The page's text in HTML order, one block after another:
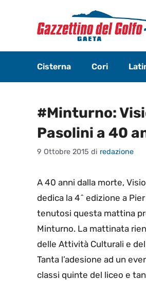
contenuto
Cisterna Cori
#Minturno:
Pasolini a 40
9 Ottobre 2015 di redazione
A 40 anni dalla morte,
dedica la 4^ edizione a
tenutosi questa mattina
Minturno. La mattinata
delle Attività Culturali e
Tanta l’adesione ad un
classi quinte del liceo e